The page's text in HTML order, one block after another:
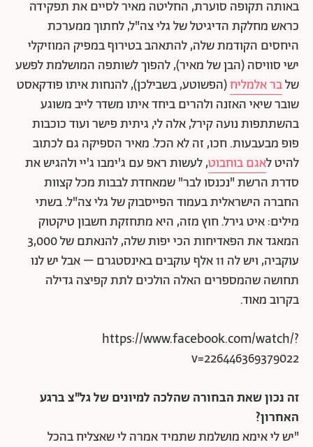
באותה תקופה סוערת, החליטה מאיר לסיים את תפקידה
כראש מחלקת הדיגיטל של גלי צה"ל, לחתוך ממערכת
היחסים הקודמת שלה, להתאהב בטירוף במפיק המוזיקלי
ישי סוויסה (הבן של מאיר), להפוך לשותפה המושלמת לפשע
שלבר אלמליח(הפשוטע, בשבילכן), להנחות איתו פודקאסט
שובר שיאי האזנה ולהרים ביחד איתו משדר לייב משוגע
בהשתתפות נועה קירל, אלה לי, גיתית פישר ועוד כוכבות
פופ מבעבעות. חכו, זה לא הכל. מאיר הספיקה גם לכתוב
להיט לאגם בוחבוט, לעשות ראפ עם ג'ימבו ג'יי ולהגיש את
סדרת הרשת "נכנסו לבר" שמאחדת לבבות מכל קצוות
החברה הישראלית בעמוד הפייסבוק של גלי צה"ל. בשתי
מילים: איט גירל. חוץ מזה, היא מתחזקת חשבון טיקטוק
המאגד את הפאדיחות הכי יפות שלה, להנאתם של 3,000
עוקביה, ויש לה 11 אלף עוקבים באינסטגרם – אבל יש לנו
תחושה שהמספרים האלה הולכים לתת קפיצה גדילה
בקרוב מאוד.
https://www.facebook.com/watch/?
v=226446369379022
זה נכון שאת הבחורה שהלכה למיונים של גל"צ ברגע
האחרון?
"יש לי אימא מושלמת שתמיד אמרה לי שאצליח בהכל